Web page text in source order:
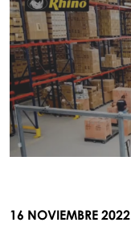
16 NOVIEMBRE 2022